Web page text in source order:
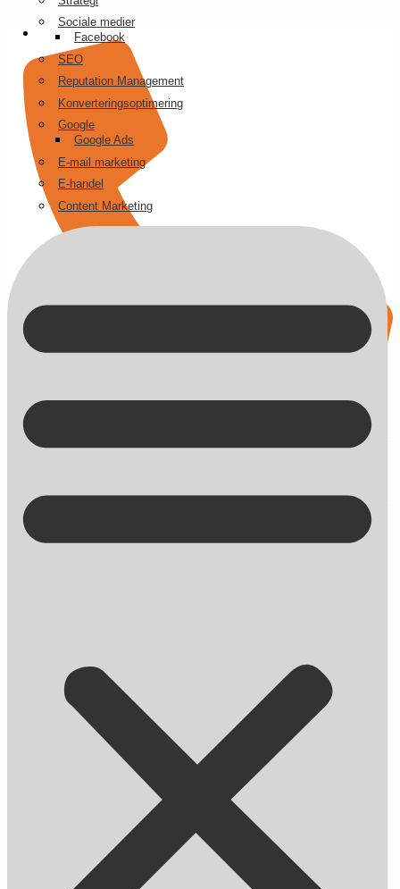
Kontakt på +45 70 13 63 23
Sociale medier
Facebook
SEO
Reputation Management
Konverteringsoptimering
Google
Google Ads
E-mail marketing
E-handel
Content Marketing
Farvel Swipp